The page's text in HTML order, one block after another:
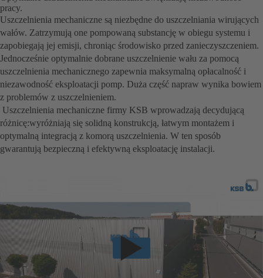
pracy.
Uszczelnienia mechaniczne są niezbędne do uszczelniania wirujących
wałów. Zatrzymują one pompowaną substancję w obiegu systemu i
zapobiegają jej emisji, chroniąc środowisko przed zanieczyszczeniem.
Jednocześnie optymalnie dobrane uszczelnienie wału za pomocą
uszczelnienia mechanicznego zapewnia maksymalną opłacalność i
niezawodność eksploatacji pomp. Duża część napraw wynika bowiem
z problemów z uszczelnieniem.
Uszczelnienia mechaniczne firmy KSB wprowadzają decydującą
różnicę:wyróżniają się solidną konstrukcją, łatwym montażem i
optymalną integracją z komorą uszczelnienia. W ten sposób
gwarantują bezpieczną i efektywną eksploatację instalacji.